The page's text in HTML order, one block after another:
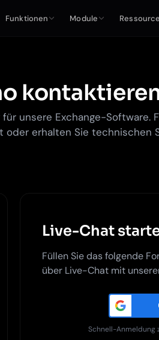
Funktionen Module
unsere Exchange-Software.
oder erhalten Sie technischen
Live-Chat
Füllen Sie das folgende
über Live-Chat mit
Schnell-Anmeldung